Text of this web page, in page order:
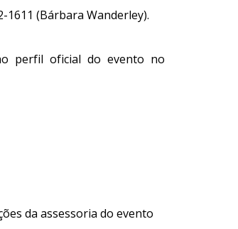
1611 (Bárbara Wanderley).
perfil oficial do evento no
da assessoria do evento